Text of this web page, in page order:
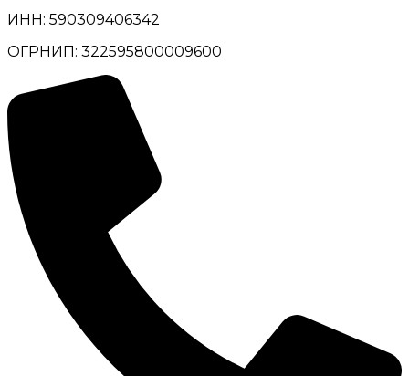
ИНН: 590309406342
ОГРНИП: 322595800009600